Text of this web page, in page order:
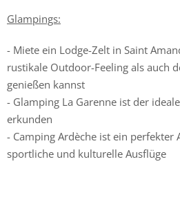
Glampings:
- Miete ein Lodge-Zelt in Saint
rustikale Outdoor-Feeling als auch
genießen kannst
- Glamping La Garenne ist der
erkunden
- Camping Ardèche ist ein perfekter
sportliche und kulturelle Ausflüge